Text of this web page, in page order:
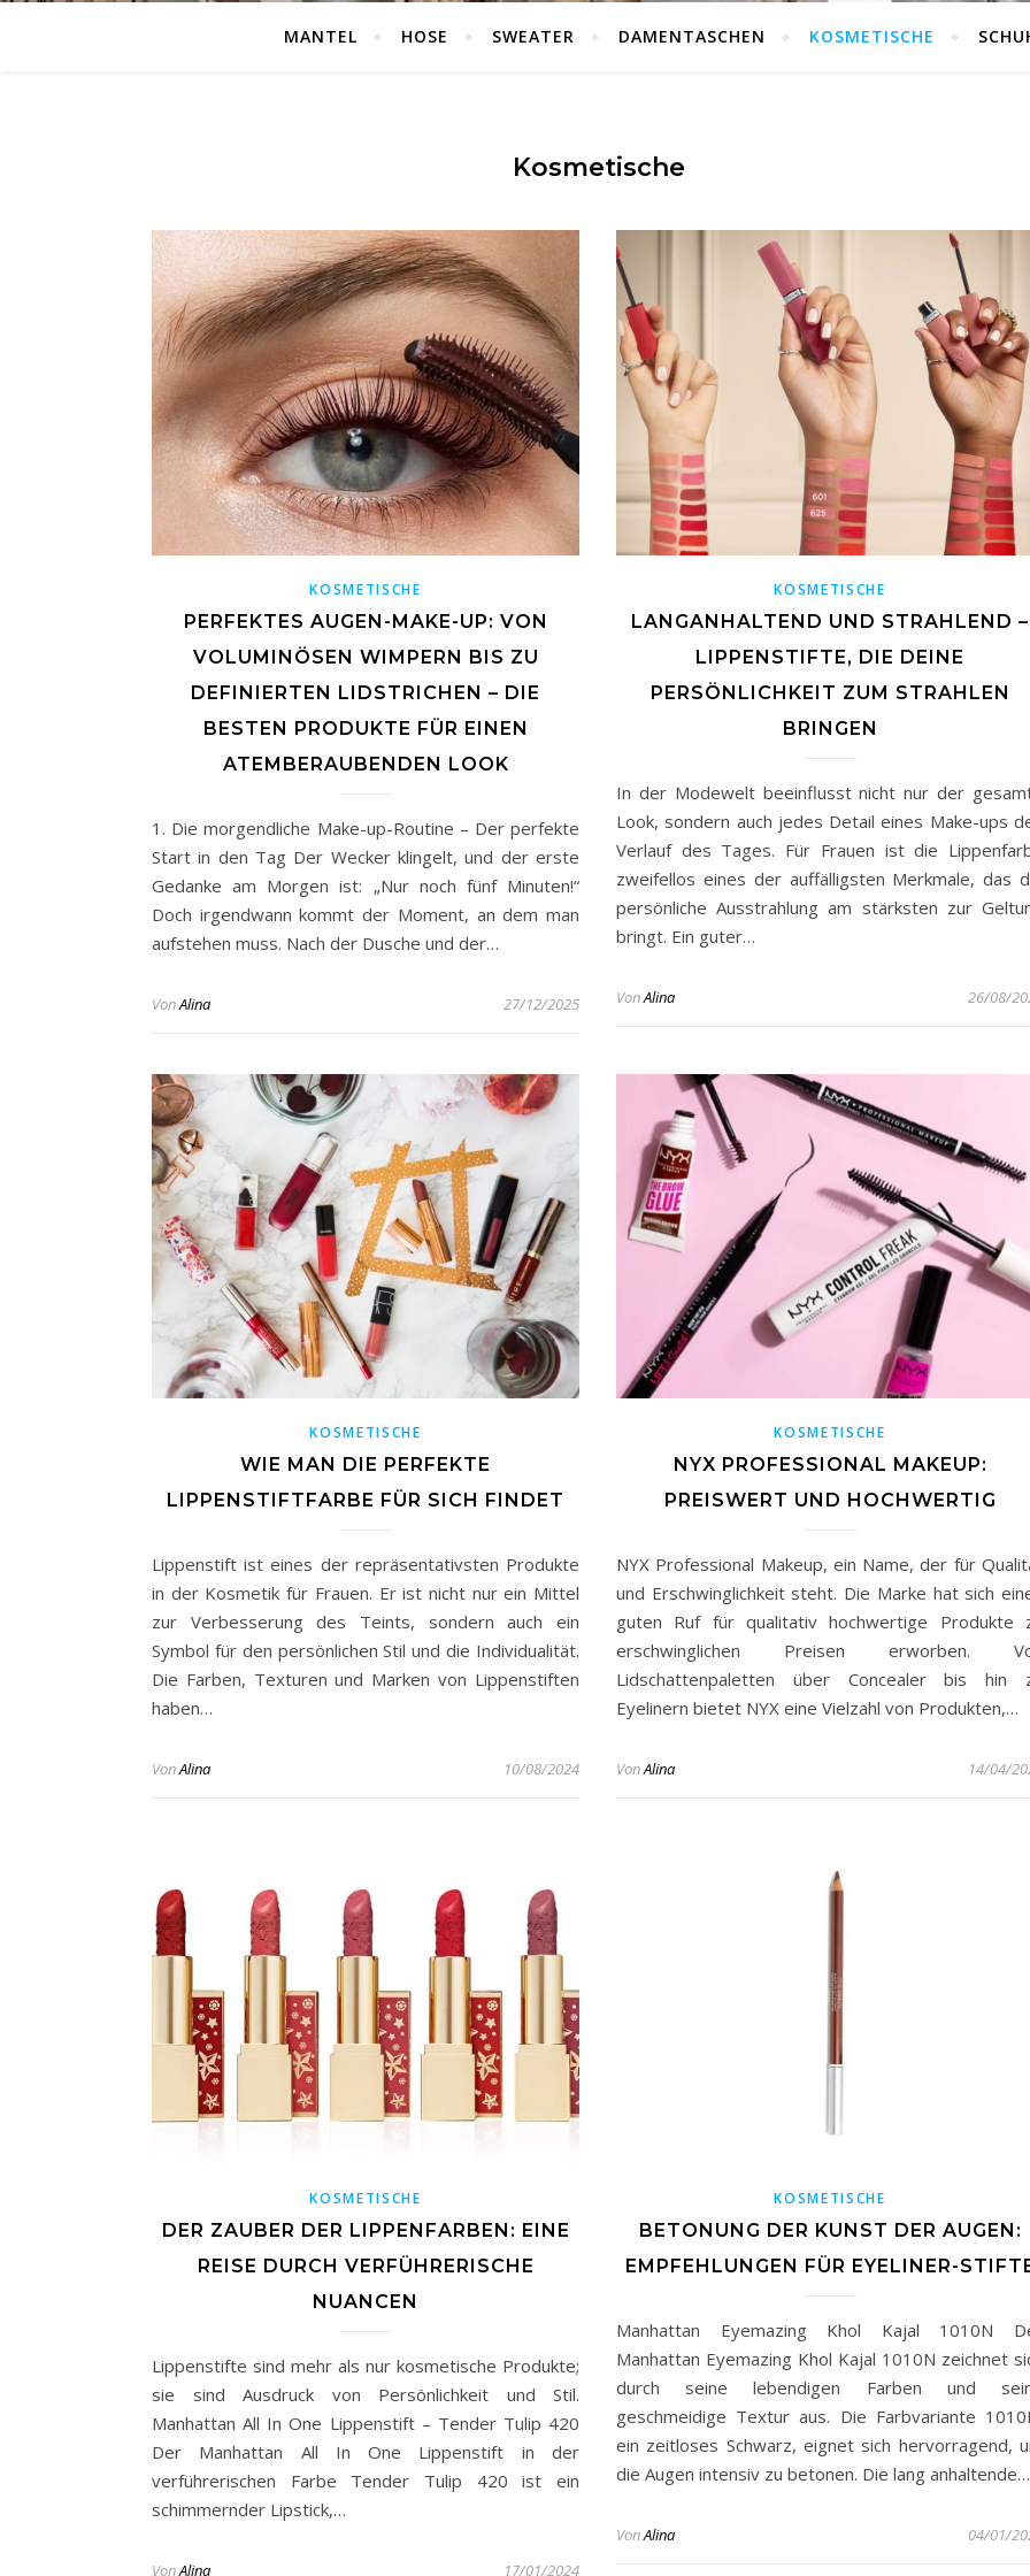
MANTEL HOSE SWEATER DAMENTASCHEN KOSMETISCHE
Kosmetische
KOSMETISCHE
PERFEKTES AUGEN-MAKE-UP: VON
VOLUMINÖSEN WIMPERN BIS ZU
DEFINIERTEN LIDSTRICHEN – DIE
BESTEN PRODUKTE FÜR EINEN
ATEMBERAUBENDEN LOOK
1. Die morgendliche Make-up-Routine – Der perfekte
Start in den Tag Der Wecker klingelt, und der erste
Gedanke am Morgen ist: „Nur noch fünf Minuten!“
Doch irgendwann kommt der Moment, an dem man
aufstehen muss. Nach der Dusche und der…
VonAlina 27/12/2025
KOSMETISCHE
LANGANHALTEND UND STRAHLEND –
LIPPENSTIFTE, DIE DEINE
PERSÖNLICHKEIT ZUM STRAHLEN
BRINGEN
In der Modewelt beeinflusst nicht nur der
Look, sondern auch jedes Detail eines Make-ups
Verlauf des Tages. Für Frauen ist die
zweifellos eines der auffälligsten Merkmale, das
persönliche Ausstrahlung am stärksten zur
bringt. Ein guter…
VonAlina 26/08/
KOSMETISCHE
WIE MAN DIE PERFEKTE
LIPPENSTIFTFARBE FÜR SICH FINDET
Lippenstift ist eines der repräsentativsten Produkte
in der Kosmetik für Frauen. Er ist nicht nur ein Mittel
zur Verbesserung des Teints, sondern auch ein
Symbol für den persönlichen Stil und die Individualität.
Die Farben, Texturen und Marken von Lippenstiften
haben…
VonAlina 10/08/2024
KOSMETISCHE
NYX PROFESSIONAL MAKEUP:
PREISWERT UND HOCHWERTIG
NYX Professional Makeup, ein Name, der für
und Erschwinglichkeit steht. Die Marke hat sich
guten Ruf für qualitativ hochwertige Produkte
erschwinglichen Preisen erworben.
Lidschattenpaletten über Concealer bis hin
Eyelinern bietet NYX eine Vielzahl von Produkten,…
VonAlina 14/04/
KOSMETISCHE
DER ZAUBER DER LIPPENFARBEN: EINE
REISE DURCH VERFÜHRERISCHE
NUANCEN
Lippenstifte sind mehr als nur kosmetische Produkte;
sie sind Ausdruck von Persönlichkeit und Stil.
Manhattan All In One Lippenstift – Tender Tulip 420
Der Manhattan All In One Lippenstift in der
verführerischen Farbe Tender Tulip 420 ist ein
schimmernder Lipstick,…
VonAlina 17/01/2024
KOSMETISCHE
BETONUNG DER KUNST DER AUGEN:
EMPFEHLUNGEN FÜR EYELINER-
Manhattan Eyemazing Khol Kajal 1010N
Manhattan Eyemazing Khol Kajal 1010N zeichnet
durch seine lebendigen Farben und
geschmeidige Textur aus. Die Farbvariante
ein zeitloses Schwarz, eignet sich hervorragend,
die Augen intensiv zu betonen. Die lang anhaltende…
VonAlina 04/01/